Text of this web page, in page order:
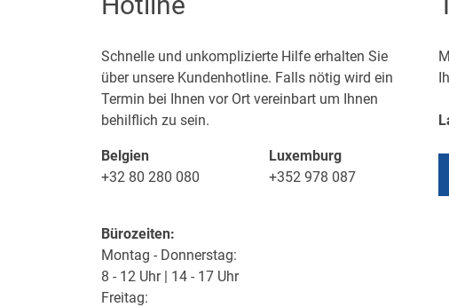
Schnelle und unkomplizierte Hilfe erhalten Sie
über unsere Kundenhotline. Falls nötig wird ein
Termin bei Ihnen vor Ort vereinbart um Ihnen
behilflich zu sein.
Belgien
+32 80 280 080
Luxemburg
+352 978 087
Bürozeiten:
Montag - Donnerstag:
8 - 12 Uhr | 14 - 17 Uhr
Freitag: